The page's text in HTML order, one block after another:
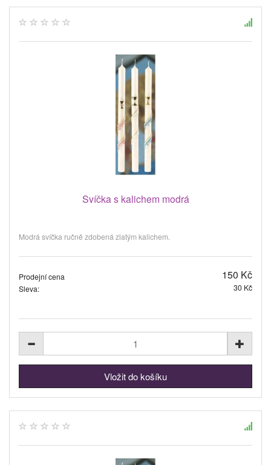
Svíčka s kalichem modrá
Modrá svíčka ručně zdobená zlatým kalichem.
Prodejní cena 150 Kč
Sleva: 30 Kč